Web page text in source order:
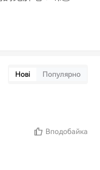
Нові Популярно
Вподобайка